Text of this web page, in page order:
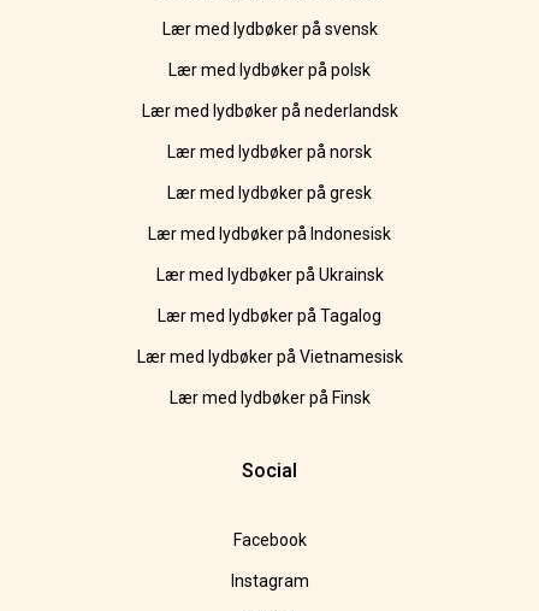
Lær med lydbøker på svensk
Lær med lydbøker på polsk
Lær med lydbøker på nederlandsk
Lær med lydbøker på norsk
Lær med lydbøker på gresk
Lær med lydbøker på Indonesisk
Lær med lydbøker på Ukrainsk
Lær med lydbøker på Tagalog
Lær med lydbøker på Vietnamesisk
Lær med lydbøker på Finsk
Social
Facebook
Instagram